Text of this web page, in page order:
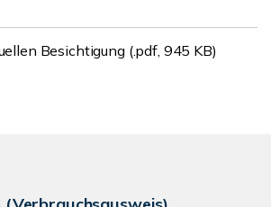
Besichtigung (.pdf, 945 KB)